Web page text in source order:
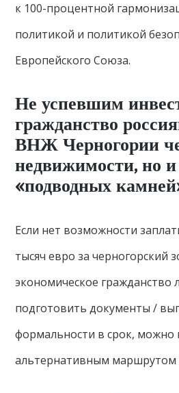
к 100-процентной
политикой и политикой
Европейского Союза.
Не успевшим
гражданство
ВНЖ Черногории
недвижимости, но и
«подводных
Если нет возможности
тысяч евро за черногорский
экономическое гражданство
подготовить документы /
формальности в срок, можно
альтернативным маршрутом